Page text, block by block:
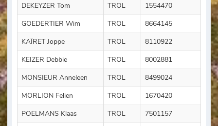
DEKEYZER Tom
TROL
1554470
GOEDERTIER Wim
TROL
8664145
KAÏRET Joppe
TROL
8110922
KEIZER Debbie
TROL
8002881
MONSIEUR Anneleen
TROL
8499024
MORLION Felien
TROL
1670420
POELMANS Klaas
TROL
7501157